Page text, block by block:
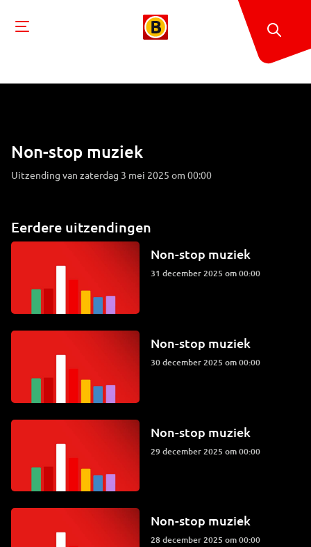
Non-stop muziek
Uitzending van zaterdag 3 mei 2025 om 00:00
Eerdere uitzendingen
Non-stop muziek
31 december 2025 om 00:00
Non-stop muziek
30 december 2025 om 00:00
Non-stop muziek
29 december 2025 om 00:00
Non-stop muziek
28 december 2025 om 00:00